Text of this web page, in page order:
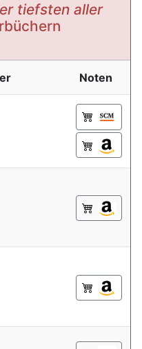
tiefsten aller
Noten